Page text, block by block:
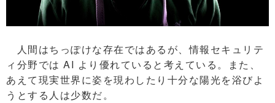
人間はちっぽけな存在ではあるが、情報セキュリテ
ィ分野では AI より優れていると考えている。また、
あえて現実世界に姿を現わしたり十分な陽光を浴びよ
うとする人は少数だ。